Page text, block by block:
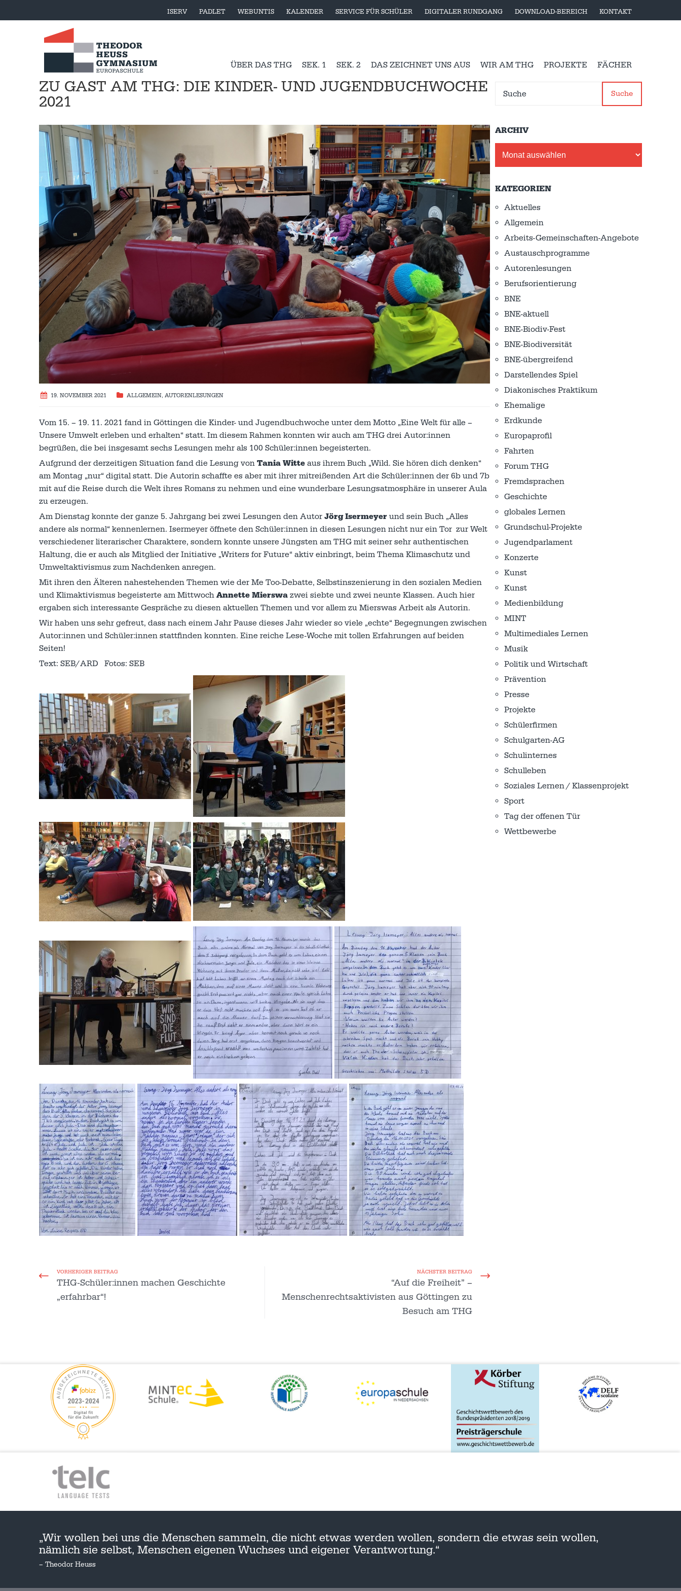
ISERV PADLET WEBUNTIS KALENDER SERVICE FÜR SCHÜLER DIGITALER RUNDGANG DOWNLOAD-BEREICH KONTAKT
ÜBER DAS THG SEK. 1 SEK. 2 DAS ZEICHNET UNS AUS WIR AM THG PROJEKTE FÄCHER
ZU GAST AM THG: DIE KINDER- UND JUGENDBUCHWOCHE
2021
19. NOVEMBER 2021 ALLGEMEIN, AUTORENLESUNGEN
Vom 15. – 19. 11. 2021 fand in Göttingen die Kinder- und Jugendbuchwoche unter dem Motto „Eine Welt für alle –
Unsere Umwelt erleben und erhalten“ statt. Im diesem Rahmen konnten wir auch am THG drei Autor:innen
begrüßen, die bei insgesamt sechs Lesungen mehr als 100 Schüler:innen begeisterten.
Aufgrund der derzeitigen Situation fand die Lesung von Tania Witte aus ihrem Buch „Wild. Sie hören dich denken“
am Montag „nur“ digital statt. Die Autorin schaffte es aber mit ihrer mitreißenden Art die Schüler:innen der 6b und 7b
mit auf die Reise durch die Welt ihres Romans zu nehmen und eine wunderbare Lesungsatmosphäre in unserer Aula
zu erzeugen.
Am Dienstag konnte der ganze 5. Jahrgang bei zwei Lesungen den Autor Jörg Isermeyer und sein Buch „Alles
andere als normal“ kennenlernen. Isermeyer öffnete den Schüler:innen in diesen Lesungen nicht nur ein Tor zur Welt
verschiedener literarischer Charaktere, sondern konnte unsere Jüngsten am THG mit seiner sehr authentischen
Haltung, die er auch als Mitglied der Initiative „Writers for Future“ aktiv einbringt, beim Thema Klimaschutz und
Umweltaktivismus zum Nachdenken anregen.
Mit ihren den Älteren nahestehenden Themen wie der Me Too-Debatte, Selbstinszenierung in den sozialen Medien
und Klimaktivismus begeisterte am Mittwoch Annette Mierswa zwei siebte und zwei neunte Klassen. Auch hier
ergaben sich interessante Gespräche zu diesen aktuellen Themen und vor allem zu Mierswas Arbeit als Autorin.
Wir haben uns sehr gefreut, dass nach einem Jahr Pause dieses Jahr wieder so viele „echte“ Begegnungen zwischen
Autor:innen und Schüler:innen stattfinden konnten. Eine reiche Lese-Woche mit tollen Erfahrungen auf beiden
Seiten!
Text: SEB/ARD Fotos: SEB
VORHERIGER BEITRAG
THG-Schüler:innen machen Geschichte
„erfahrbar“!
NÄCHSTER BEITRAG
“Auf die Freiheit” –
Menschenrechtsaktivisten aus Göttingen zu
Besuch am THG
Suche
ARCHIV
KATEGORIEN
Aktuelles
Allgemein
Arbeits-Gemeinschaften-Angebote
Austausch­programme
Autorenlesungen
Berufsorientierung
BNE
BNE-aktuell
BNE-Biodiv-Fest
BNE-Biodiversität
BNE-übergreifend
Darstellendes Spiel
Diakonisches Praktikum
Ehemalige
Erdkunde
Europaprofil
Fahrten
Forum THG
Fremdsprachen
Geschichte
globales Lernen
Grundschul-Projekte
Jugendparlament
Konzerte
Kunst
Kunst
Medienbildung
MINT
Multimediales Lernen
Musik
Politik und Wirtschaft
Prävention
Presse
Projekte
Schülerfirmen
Schulgarten-AG
Schulinternes
Schulleben
Soziales Lernen / Klassenprojekt
Sport
Tag der offenen Tür
Wettbewerbe
„Wir wollen bei uns die Menschen sammeln, die nicht etwas werden wollen, sondern die etwas sein wollen,
nämlich sie selbst, Menschen eigenen Wuchses und eigener Verantwortung.“
– Theodor Heuss